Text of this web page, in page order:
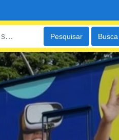
Pesquisar